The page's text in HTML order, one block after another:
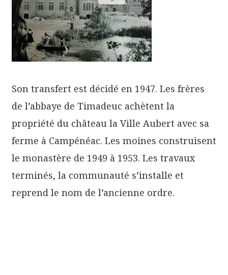
Son transfert est décidé en 1947. Les frères
de l’abbaye de Timadeuc achètent la
propriété du château la Ville Aubert avec sa
ferme à Campénéac. Les moines construisent
le monastère de 1949 à 1953. Les travaux
terminés, la communauté s’installe et
reprend le nom de l’ancienne ordre.